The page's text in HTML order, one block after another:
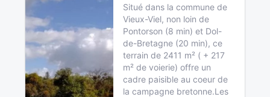
Situé dans la commune de
Vieux-Viel, non loin de
Pontorson (8 min) et Dol-
de-Bretagne (20 min), ce
terrain de 2411 m² ( + 217
m² de voierie) offre un
cadre paisible au coeur de
la campagne bretonne.Les